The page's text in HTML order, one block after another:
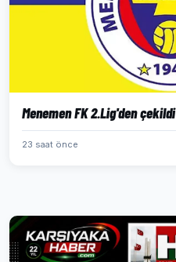
Menemen FK 2.Lig'den çekildi
23 saat önce